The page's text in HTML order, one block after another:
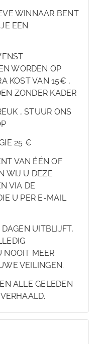
WINNAAR BENT
EEN
WORDEN OP
KOST VAN 15€ ,
ZONDER KADER
, STUUR ONS
25 €
VAN ÉÉN OF
WIJ U DEZE
VIA DE
U PER E-MAIL
UITBLIJFT,
NOOIT MEER
VEILINGEN.
ALLE GELEDEN